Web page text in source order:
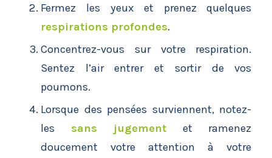
Fermez les yeux et prenez quelques
respirations profondes.
Concentrez-vous sur votre respiration.
Sentez l’air entrer et sortir de vos
poumons.
Lorsque des pensées surviennent, notez-
les sans jugement et ramenez
doucement votre attention à votre